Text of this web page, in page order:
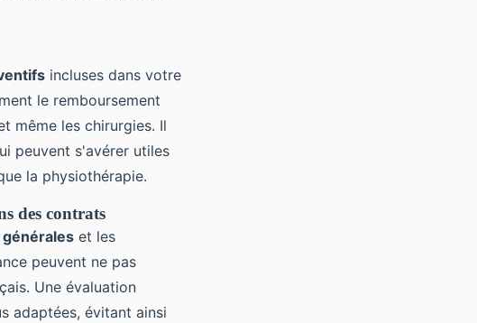
incluses dans votre
le remboursement
même les chirurgies. Il
peuvent s'avérer utiles
la physiothérapie.
des contrats
et les
peuvent ne pas
Une évaluation
adaptées, évitant ainsi